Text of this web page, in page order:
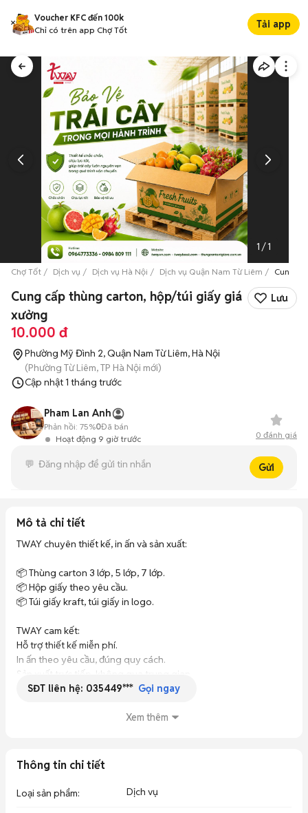
Voucher KFC đến 100k
Chỉ có trên app Chợ Tốt
Tải app
1 /1
Chợ Tốt Dịch vụ Dịch vụ Hà Nội Dịch vụ Quận Nam Từ Liêm Cung
Cung cấp thùng carton, hộp/túi giấy giá
xưởng
Lưu
10.000 đ
Phường Mỹ Đình 2, Quận Nam Từ Liêm, Hà Nội
(Phường Từ Liêm, TP Hà Nội mới)
Cập nhật1 tháng trước
Pham Lan Anh
Hoạt động 9 giờ trước
Phản hồi: 75%0Đã bán
0 đánh giá
Gửi
Mô tả chi tiết
TWAY chuyên thiết kế, in ấn và sản xuất:
📦 Thùng carton 3 lớp, 5 lớp, 7 lớp.
📦 Hộp giấy theo yêu cầu.
📦 Túi giấy kraft, túi giấy in logo.
TWAY cam kết:
Hỗ trợ thiết kế miễn phí.
In ấn theo yêu cầu, đúng quy cách.
Sản xuất trực tiếp, không qua trung gian.
Báo giá nhanh.
📞 SĐT/Zalo: ***
SĐT liên hệ: 035449*** Gọi ngay
Xem thêm
Thông tin chi tiết
Loại sản phẩm: Dịch vụ